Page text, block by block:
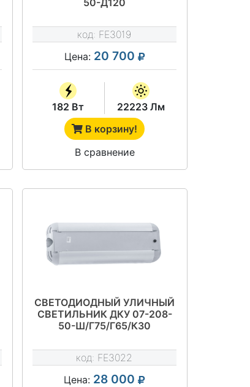
50-Д120
код: FE3019
Цена: 20 700
182 Вт
22223 Лм
В корзину!
В сравнение
СВЕТОДИОДНЫЙ УЛИЧНЫЙ
СВЕТИЛЬНИК ДКУ 07-208-
50-Ш/Г75/Г65/К30
код: FE3022
Цена: 28 000